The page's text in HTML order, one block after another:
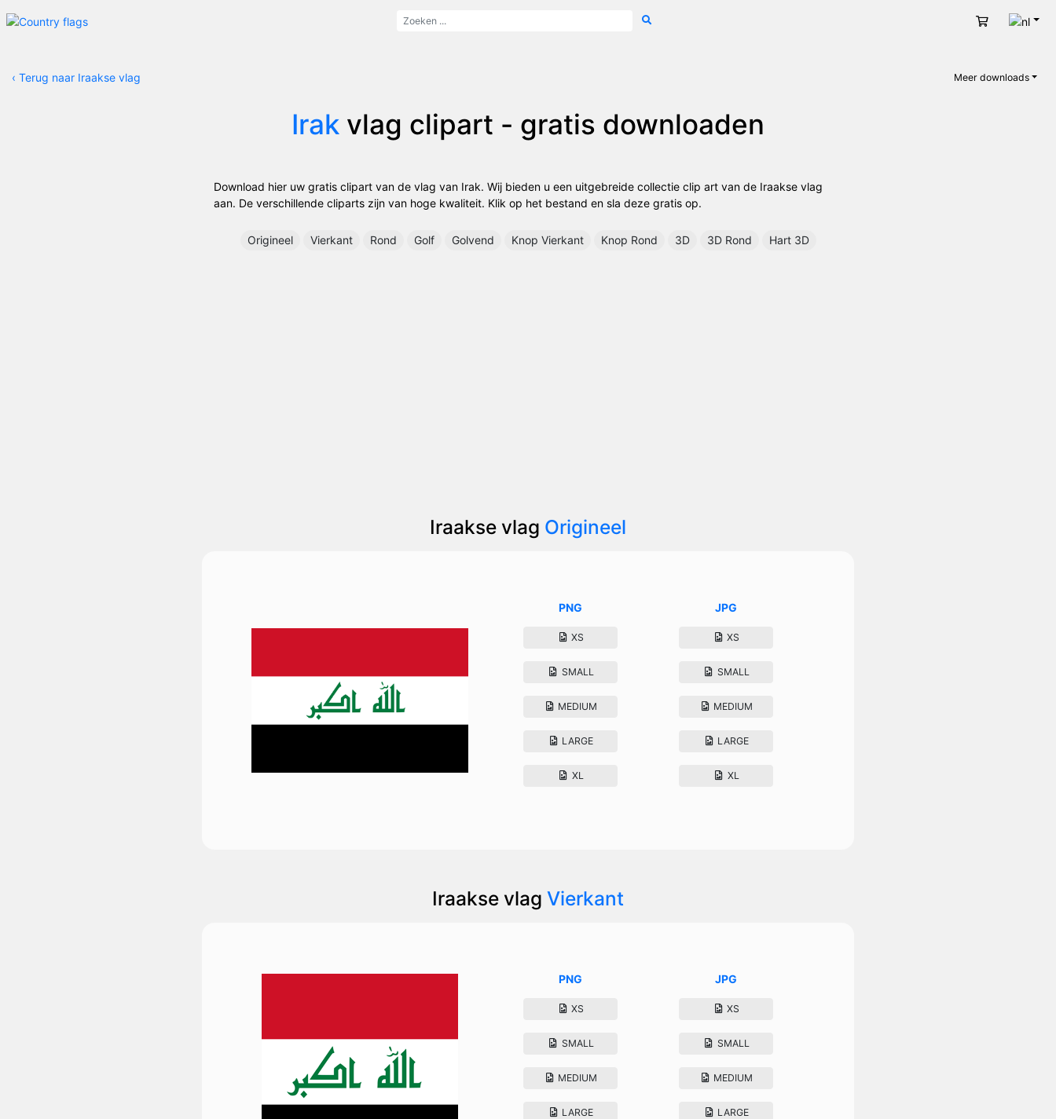
Winkelwagen
‹ Terug naar Iraakse vlag Meer downloads
Irak vlag clipart - gratis downloaden
Download hier uw gratis clipart van de vlag van Irak. Wij bieden u een uitgebreide collectie clip art van de Iraakse vlag
aan. De verschillende cliparts zijn van hoge kwaliteit. Klik op het bestand en sla deze gratis op.
Origineel Vierkant Rond Golf Golvend Knop Vierkant Knop Rond 3D 3D Rond Hart 3D
Iraakse vlag Origineel
PNG
XS
SMALL
MEDIUM
LARGE
XL
JPG
XS
SMALL
MEDIUM
LARGE
XL
Iraakse vlag Vierkant
PNG
XS
SMALL
MEDIUM
LARGE
JPG
XS
SMALL
MEDIUM
LARGE